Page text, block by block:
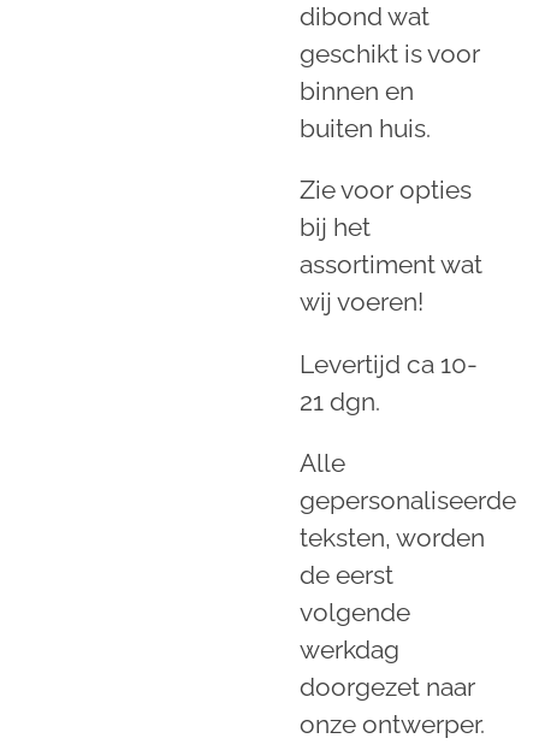
dibond wat
geschikt is voor
binnen en
buiten huis.
Zie voor opties
bij het
assortiment wat
wij voeren!
Levertijd ca 10-
21 dgn.
Alle
gepersonaliseerde
teksten, worden
de eerst
volgende
werkdag
doorgezet naar
onze ontwerper.